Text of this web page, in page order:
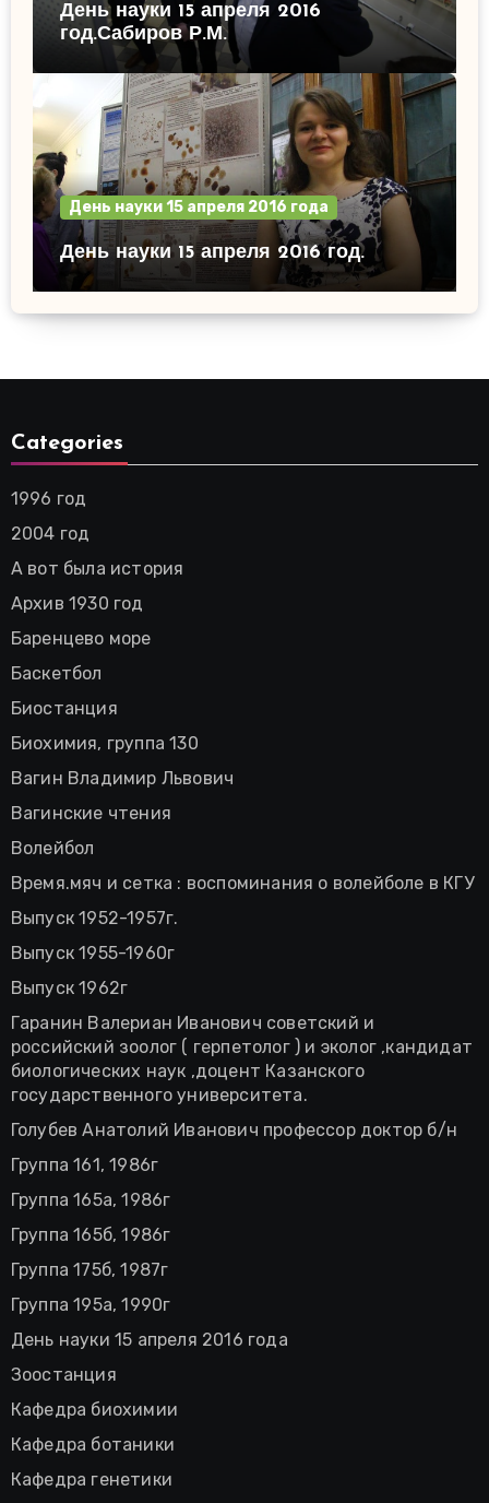
День науки 15 апреля 2016
год.Сабиров Р.М.
День науки 15 апреля 2016 года
День науки 15 апреля 2016 год.
Categories
1996 год
2004 год
А вот была история
Архив 1930 год
Баренцево море
Баскетбол
Биостанция
Биохимия, группа 130
Вагин Владимир Львович
Вагинские чтения
Волейбол
Время.мяч и сетка : воспоминания о волейболе в КГУ
Выпуск 1952-1957г.
Выпуск 1955-1960г
Выпуск 1962г
Гаранин Валериан Иванович советский и
российский зоолог ( герпетолог ) и эколог ,кандидат
биологических наук ,доцент Казанского
государственного университета.
Голубев Анатолий Иванович профессор доктор б/н
Группа 161, 1986г
Группа 165а, 1986г
Группа 165б, 1986г
Группа 175б, 1987г
Группа 195а, 1990г
День науки 15 апреля 2016 года
Зоостанция
Кафедра биохимии
Кафедра ботаники
Кафедра генетики